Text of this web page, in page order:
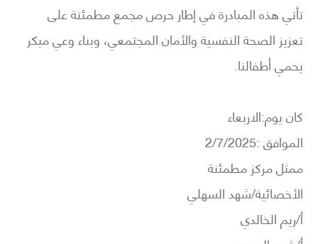
تأتي هذه المبادرة في إطار حرص مجمع مطمئنة على
تعزيز الصحة النفسية والأمان المجتمعي، وبناء وعي مبكر
يحمي أطفالنا.
كان يوم:الاربعاء
الموافق :2/7/2025
ممثل مركز مطمئنة
الأخصائية/شهد السهلي
أ/ريم الخالدي